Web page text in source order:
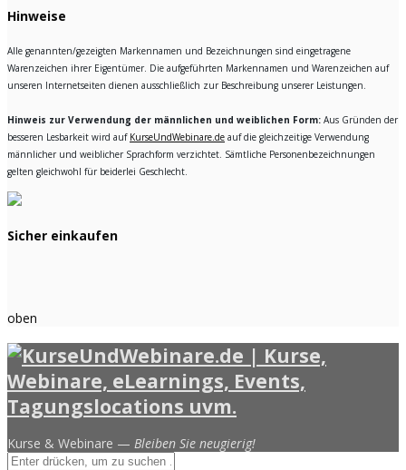
Hinweise
Alle genannten/gezeigten Markennamen und Bezeichnungen sind eingetragene
Warenzeichen ihrer Eigentümer. Die aufgeführten Markennamen und Warenzeichen auf
unseren Internetseiten dienen ausschließlich zur Beschreibung unserer Leistungen.
Hinweis zur Verwendung der männlichen und weiblichen Form: Aus Gründen der
besseren Lesbarkeit wird auf KurseUndWebinare.de auf die gleichzeitige Verwendung
männlicher und weiblicher Sprachform verzichtet. Sämtliche Personenbezeichnungen
gelten gleichwohl für beiderlei Geschlecht.
Sicher einkaufen
oben
Kurse & Webinare — Bleiben Sie neugierig!